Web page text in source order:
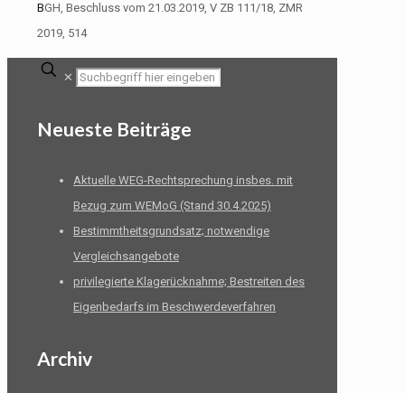
BGH, Beschluss vom 21.03.2019, V ZB 111/18, ZMR
2019, 514
✕
Neueste Beiträge
Aktuelle WEG-Rechtsprechung insbes. mit
Bezug zum WEMoG (Stand 30.4.2025)
Bestimmtheitsgrundsatz; notwendige
Vergleichsangebote
privilegierte Klagerücknahme; Bestreiten des
Eigenbedarfs im Beschwerdeverfahren
Archiv